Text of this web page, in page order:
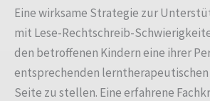
Eine wirksame Strategie zur
mit Lese-Rechtschreib-
den betroffenen Kindern eine ihrer
entsprechenden lerntherapeutischen
Seite zu stellen. Eine erfahrene